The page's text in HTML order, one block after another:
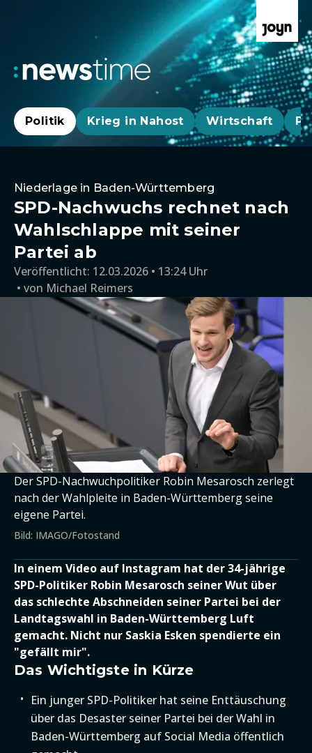
Politik Krieg in Nahost Wirtschaft
Niederlage in Baden-Württemberg
SPD-Nachwuchs rechnet nach
Wahlschlappe mit seiner
Partei ab
Veröffentlicht: 12.03.2026 • 13:24 Uhr
von Michael Reimers
Der SPD-Nachwuchpolitiker Robin Mesarosch zerlegt
nach der Wahlpleite in Baden-Württemberg seine
eigene Partei.
Bild: IMAGO/Fotostand
In einem Video auf Instagram hat der 34-jährige
SPD-Politiker Robin Mesarosch seiner Wut über
das schlechte Abschneiden seiner Partei bei der
Landtagswahl in Baden-Württemberg Luft
gemacht. Nicht nur Saskia Esken spendierte ein
"gefällt mir".
Das Wichtigste in Kürze
Ein junger SPD-Politiker hat seine Enttäuschung
über das Desaster seiner Partei bei der Wahl in
Baden-Württemberg auf Social Media öffentlich